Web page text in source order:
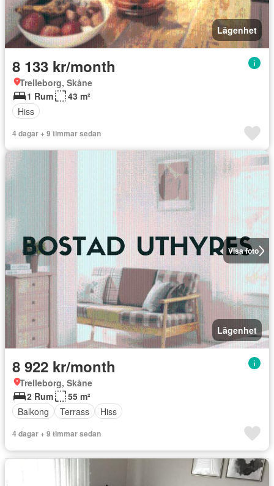
Lägenhet
8 133 kr/month
Trelleborg, Skåne
1 Rum
43 m²
Hiss
4 dagar + 9 timmar sedan
Visa foto
Lägenhet
8 922 kr/month
Trelleborg, Skåne
2 Rum
55 m²
Balkong
Terrass Hiss
4 dagar + 9 timmar sedan